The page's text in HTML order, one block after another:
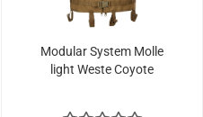
Modular System Molle
light Weste Coyote